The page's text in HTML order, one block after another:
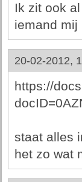
Ik zit ook
iemand mij
20-02-2012,
https://
staat alles
het zo wat